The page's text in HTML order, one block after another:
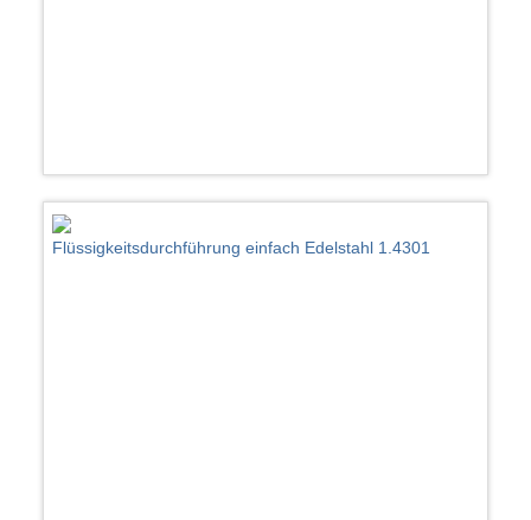
Flüssigkeitsdurchführung einfach Edelstahl 1.4301